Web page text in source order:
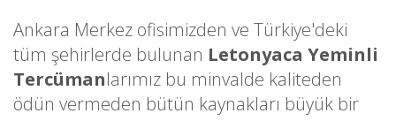
Ankara Merkez ofisimizden ve Türkiye'deki
tüm şehirlerde bulunan Letonyaca Yeminli
Tercümanlarımız bu minvalde kaliteden
ödün vermeden bütün kaynakları büyük bir